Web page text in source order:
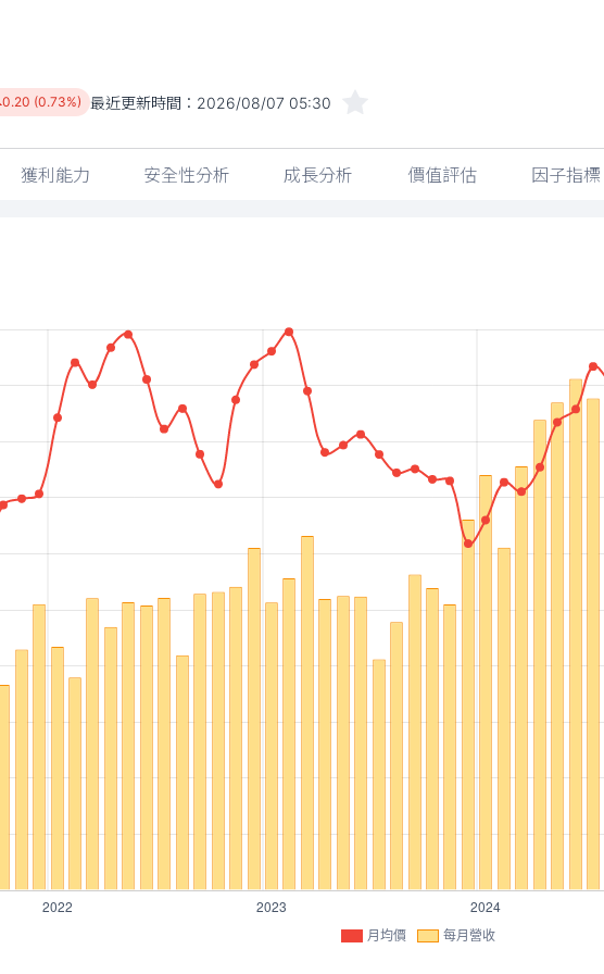
0.20 (0.73%) 最近更新時間： 2026/08/07 05:30
獲利能力 安全性分析 成長分析 價值評估 因子指標
月均價 每月營收